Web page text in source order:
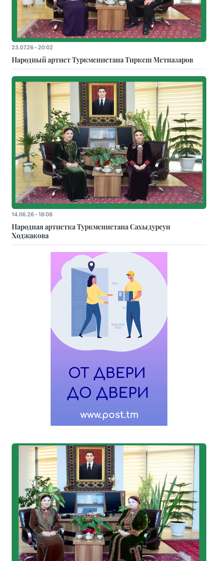
23.07.26 - 20:02
Народный артист Туркменистана Тиркеш Мeтназаров
14.06.26 - 18:08
Народная артистка Туркменистана Сахыдурсун
Ходжакова